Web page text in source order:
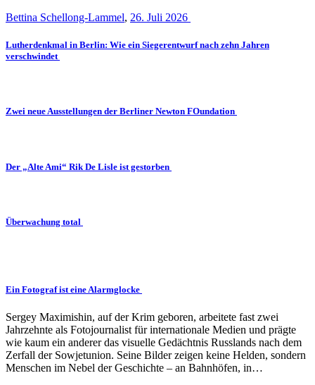
Bettina Schellong-Lammel, 26. Juli 2026
Lutherdenkmal in Berlin: Wie ein Siegerentwurf nach zehn Jahren
verschwindet
Zwei neue Ausstellungen der Berliner Newton FOundation
Der „Alte Ami“ Rik De Lisle ist gestorben
Überwachung total
Ein Fotograf ist eine Alarmglocke
Sergey Maximishin, auf der Krim geboren, arbeitete fast zwei
Jahrzehnte als Fotojournalist für internationale Medien und prägte
wie kaum ein anderer das visuelle Gedächtnis Russlands nach dem
Zerfall der Sowjetunion. Seine Bilder zeigen keine Helden, sondern
Menschen im Nebel der Geschichte – an Bahnhöfen, in…